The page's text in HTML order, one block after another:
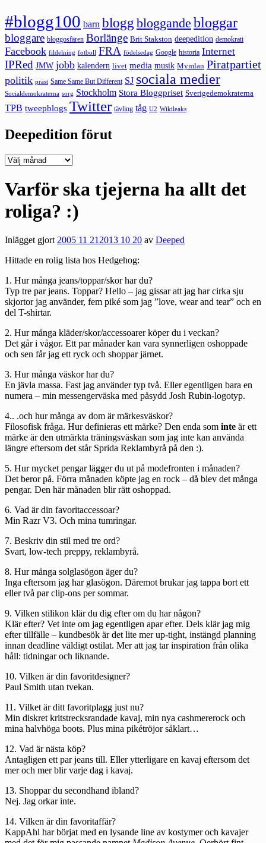
#blogg100 barn blogg bloggande bloggar
bloggare bloggosfären Borlänge Brit Stakston deepedition demokrati
Facebook fildelning fotboll FRA födelsedag Google historia Internet
IPRed JMW jobb kalendern livet media musik Mymlan Piratpartiet
politik präst Same Same But Different SJ sociala medier
Socialdemokraterna sorg Stockholm Stora Bloggpriset Sverigedemokraterna
TPB tweepblogs Twitter tävling tåg U2 Wikileaks
Deepedition förut
Deepedition
Varför ska tjejerna ha allt det
roliga? :)
Inlägget gjort2005 11 212013 10 20 av Deeped
Hittade en rolig lista hos Hedgehog:
1. Hur många jeans/toppar/skor har du?
Typ tre par jeans. Toppar? Hello – jag gissar att jag har cirka sju
skjortor jag använder, fem piké som jag ”love, wear and tear” och en
del T-shirtar.
2. Hur många kläder/skor/accessoarer köper du i veckan?
Det går i vågor. Ett par månader kan vara synnerligen oshoppade
och sen får jag ett ryck och shoppar järnet.
3. Hur många väskor har du?
En jävla massa. Fast jag använder typ två. Eller egentligen bara en
numera – min messengerväska med påsydd Josh Rubin-logotyp.
4.. .och hur många av dom är märkesväskor?
Filosofisk fråga. Hur definieras ett märke? Den enda som inte är ett
märke är den utmärkta träningsväskan som jag inte kan använda
längre eftersom det står Sprida Reklambyrå på den :).
5. Hur mycket pengar lägger du ut på modefronten i månaden?
Det beror på. Förra månaden köpte jag en rock – då blev det många
pengar. Den här månaden blir rätt oshoppad.
6. Vad är din favoritaccessoar?
Min Razr V3. Och mina tumringar.
7. Beskriv din stil med tre ord?
Svart, low-tech preppy, reklambyrå.
8. Hur många solglasögon äger du?
Inga eftersom jag har glasögon. Däremot brukar jag tappa bort ett
eller två par clip-ons per sommar.
9. Vilken stilikon klär du dig efter om du har någon?
Klär efter? Vet inte om jag egentligen apar efter. Dels klär jag mig
efter tillfälle – kundbesök är det lite mer up-tight, instängd planning
innan deadline väldigt ostilat. Mer att jag tar inspiration från olika
håll: tidningar och liknande.
10. Vilken är din favoritdesigner?
Paul Smith utan tvekan.
11. Vilket är ditt favoritplagg just nu?
Min diskret kritstrecksrandade kavaj, min nya cashmererock och
mina halvhöga boots. Plus mina pikétröjor såklart…
12. Vad är nästa köp?
Antagligen ett par jeans till. Eller ytterligare en kavaj eftersom det
mer och mer blir varje dag i kavaj.
13. Shoppar du secondhand ibland?
Nej. Jag orkar inte.
14. Vilken är din favoritaffär?
KappAhl har börjat med en lysande line av kostymer och kavajer